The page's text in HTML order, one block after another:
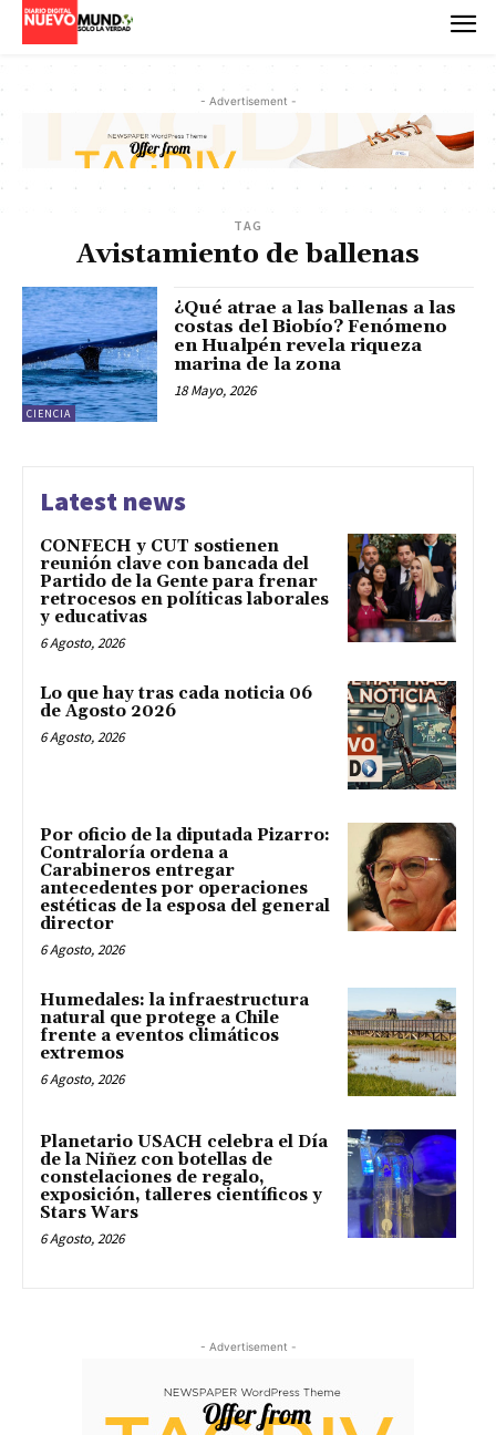
- Advertisement -
TAG
Avistamiento de ballenas
CIENCIA
¿Qué atrae a las ballenas a las
costas del Biobío? Fenómeno
en Hualpén revela riqueza
marina de la zona
18 Mayo, 2026
Latest news
CONFECH y CUT sostienen
reunión clave con bancada del
Partido de la Gente para frenar
retrocesos en políticas laborales
y educativas
6 Agosto, 2026
Lo que hay tras cada noticia 06
de Agosto 2026
6 Agosto, 2026
Por oficio de la diputada Pizarro:
Contraloría ordena a
Carabineros entregar
antecedentes por operaciones
estéticas de la esposa del general
director
6 Agosto, 2026
Humedales: la infraestructura
natural que protege a Chile
frente a eventos climáticos
extremos
6 Agosto, 2026
Planetario USACH celebra el Día
de la Niñez con botellas de
constelaciones de regalo,
exposición, talleres científicos y
Stars Wars
6 Agosto, 2026
- Advertisement -